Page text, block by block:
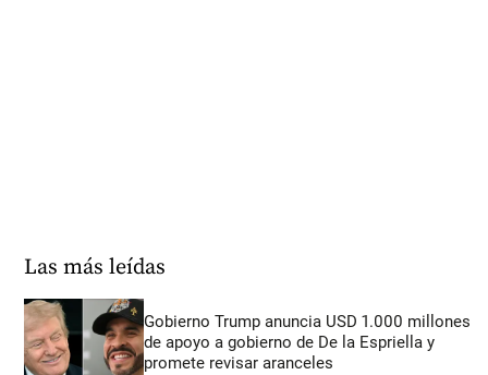
Las más leídas
Gobierno Trump anuncia USD 1.000 millones
de apoyo a gobierno de De la Espriella y
promete revisar aranceles